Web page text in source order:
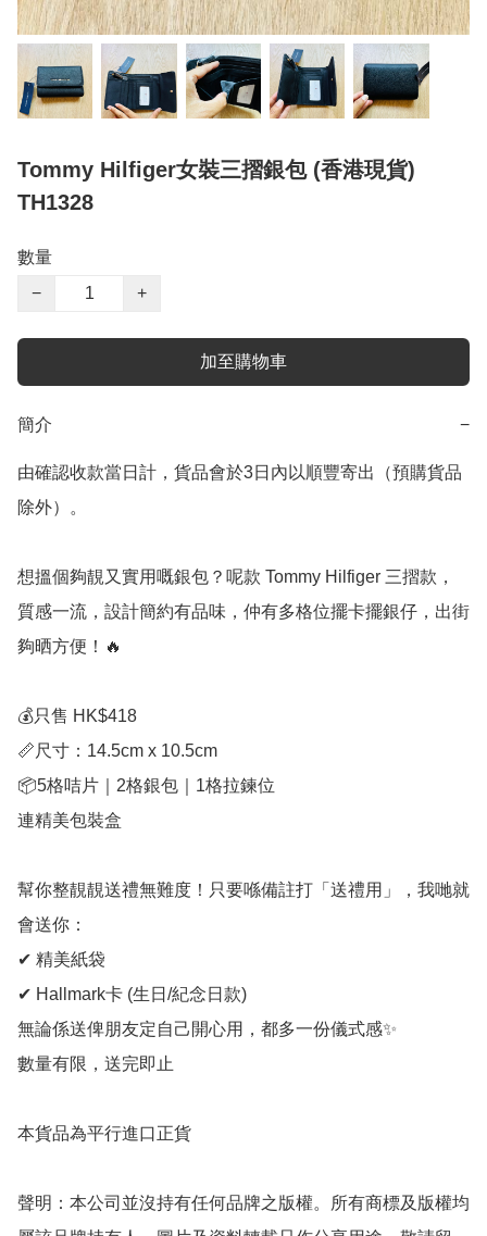
Tommy Hilfiger女裝三摺銀包 (香港現貨)
TH1328
數量
−
+
加至購物車
簡介 −
由確認收款當日計，貨品會於3日內以順豐寄出（預購貨品
除外）。
想搵個夠靚又實用嘅銀包？呢款 Tommy Hilfiger 三摺款，
質感一流，設計簡約有品味，仲有多格位擺卡擺銀仔，出街
夠晒方便！🔥
💰只售 HK$418
📏尺寸：14.5cm x 10.5cm
📦5格咭片｜2格銀包｜1格拉鍊位
連精美包裝盒
幫你整靚靚送禮無難度！只要喺備註打「送禮用」，我哋就
會送你：
✔ 精美紙袋
✔ Hallmark卡 (生日/紀念日款)
無論係送俾朋友定自己開心用，都多一份儀式感✨
數量有限，送完即止
本貨品為平行進口正貨
聲明：本公司並沒持有任何品牌之版權。所有商標及版權均